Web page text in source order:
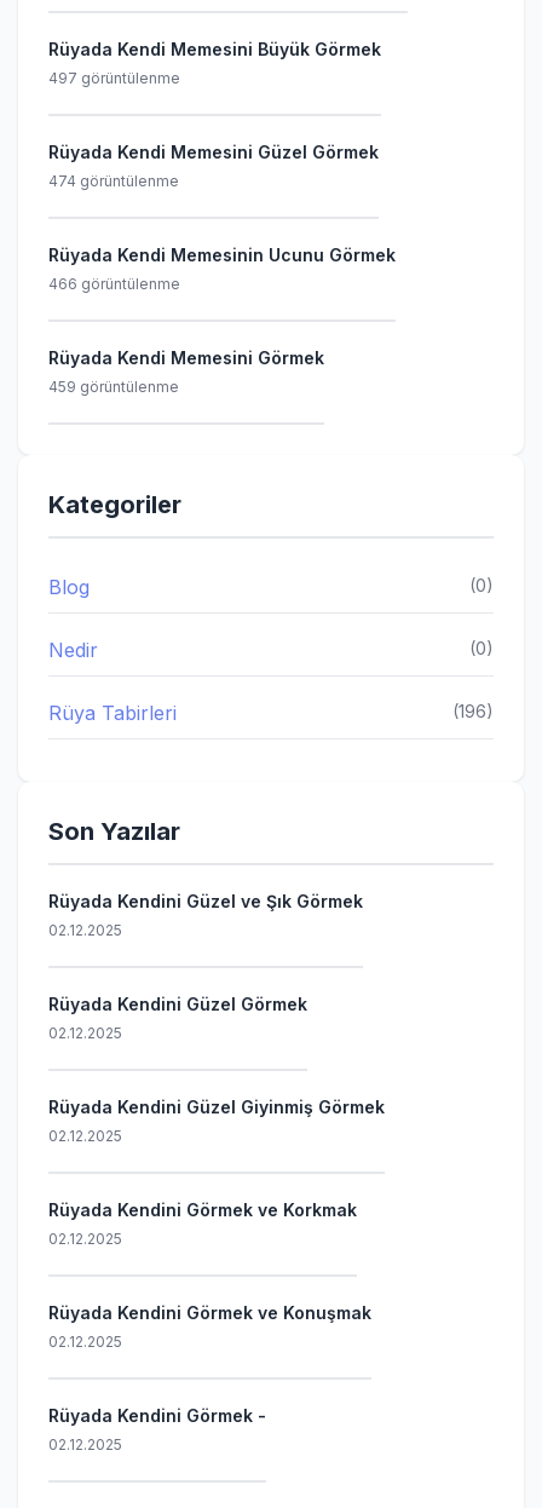
Rüyada Kendi Memesini Büyük Görmek
497 görüntülenme
Rüyada Kendi Memesini Güzel Görmek
474 görüntülenme
Rüyada Kendi Memesinin Ucunu Görmek
466 görüntülenme
Rüyada Kendi Memesini Görmek
459 görüntülenme
Kategoriler
Blog (0)
Nedir (0)
Rüya Tabirleri (196)
Son Yazılar
Rüyada Kendini Güzel ve Şık Görmek
02.12.2025
Rüyada Kendini Güzel Görmek
02.12.2025
Rüyada Kendini Güzel Giyinmiş Görmek
02.12.2025
Rüyada Kendini Görmek ve Korkmak
02.12.2025
Rüyada Kendini Görmek ve Konuşmak
02.12.2025
Rüyada Kendini Görmek -
02.12.2025